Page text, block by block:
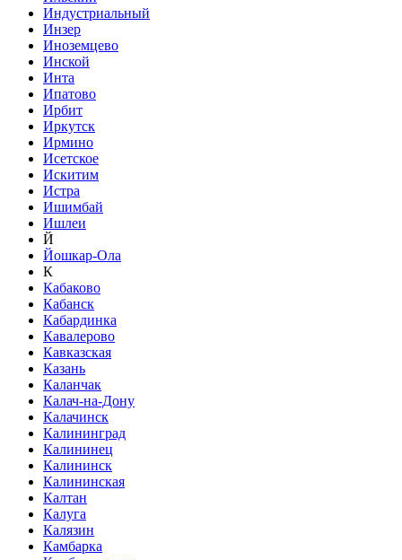
Индустриальный
Инзер
Иноземцево
Инской
Инта
Ипатово
Ирбит
Иркутск
Ирмино
Исетское
Искитим
Истра
Ишимбай
Ишлеи
Й
Йошкар-Ола
К
Кабаково
Кабанск
Кабардинка
Кавалерово
Кавказская
Казань
Каланчак
Калач-на-Дону
Калачинск
Калининград
Калининец
Калининск
Калининская
Калтан
Калуга
Калязин
Камбарка